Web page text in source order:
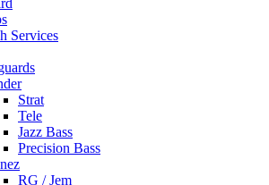
Services
Strat
Tele
Jazz Bass
Precision Bass
RG / Jem